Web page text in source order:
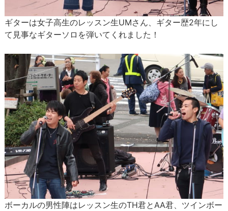
ギターは女子高生のレッスン生UMさん、ギター歴2年にし
て見事なギターソロを弾いてくれました！
ボーカルの男性陣はレッスン生のTH君とAA君、ツインボー